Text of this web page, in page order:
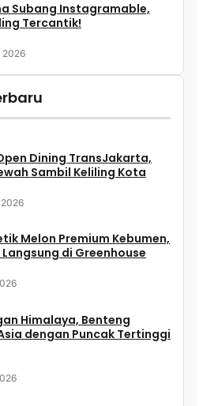
Subang Instagramable,
Tercantik!
2026
Dining TransJakarta,
Sambil Keliling Kota
Melon Premium Kebumen,
Langsung di Greenhouse
Himalaya, Benteng
dengan Puncak Tertinggi